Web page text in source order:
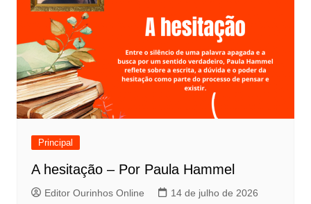
Principal
A hesitação – Por Paula Hammel
Editor Ourinhos Online 14 de julho de 2026